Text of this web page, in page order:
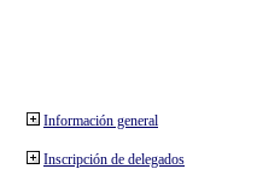
Información general
Inscripción de delegados